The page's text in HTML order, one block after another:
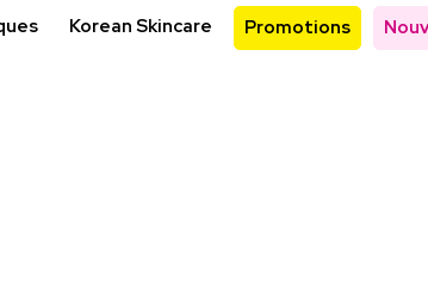
Korean Skincare Promotions